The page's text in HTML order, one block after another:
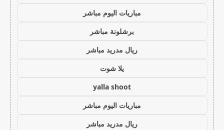
مباريات اليوم مباشر
برشلونة مباشر
ريال مدريد مباشر
يلا شوت
yalla shoot
مباريات اليوم مباشر
ريال مدريد مباشر